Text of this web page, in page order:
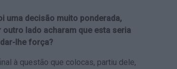
uma decisão muito ponderada,
lado acharam que esta seria
lhe força?
à questão que colocas, partiu dele,